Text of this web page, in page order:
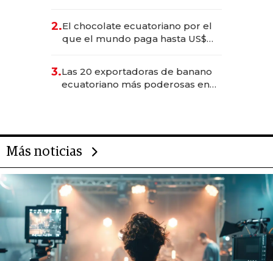
2.El chocolate ecuatoriano por el
que el mundo paga hasta US$
3.Las 20 exportadoras de banano
ecuatoriano más poderosas en
Más noticias